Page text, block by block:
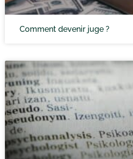
Comment devenir juge ?